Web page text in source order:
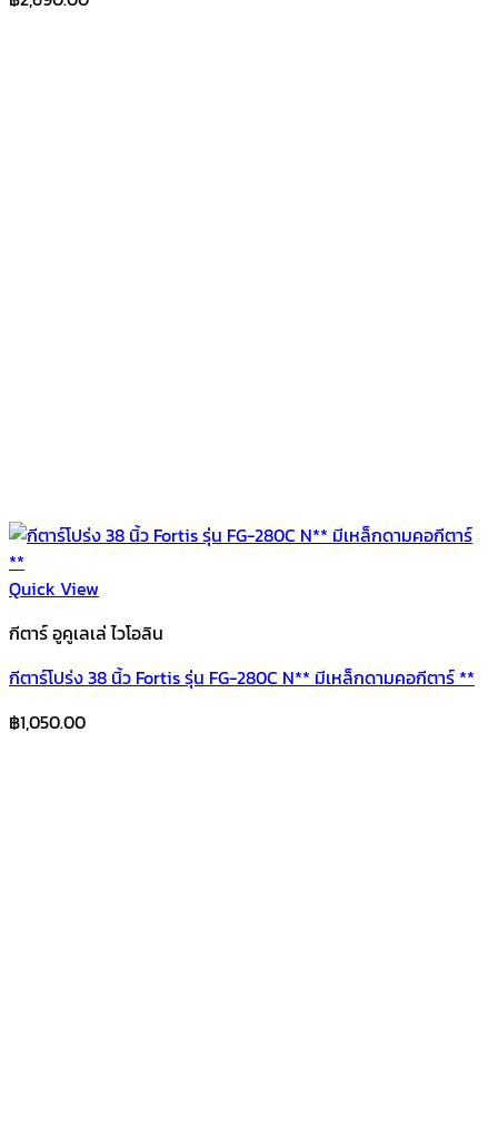
Quick View
กีตาร์ อูคูเลเล่ ไวโอลิน
กีตาร์โปร่ง 38 นิ้ว Fortis รุ่น FG-280C N** มีเหล็กดามคอกีตาร์ **
฿1,050.00